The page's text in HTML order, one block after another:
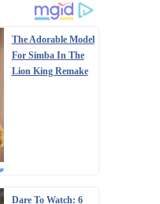
The Adorable Model
For Simba In The
Lion King Remake
Dare To Watch: 6